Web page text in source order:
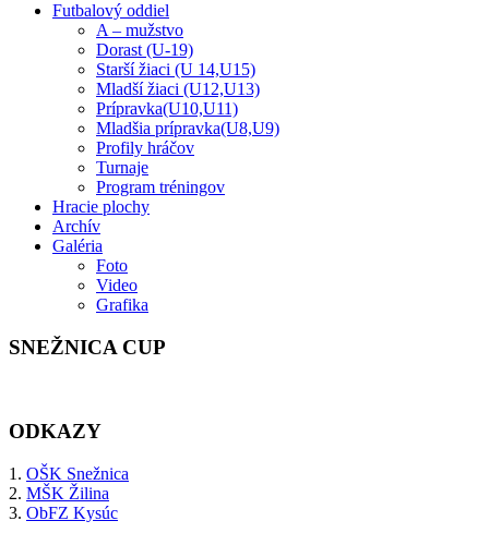
Futbalový oddiel
A – mužstvo
Dorast (U-19)
Starší žiaci (U 14,U15)
Mladší žiaci (U12,U13)
Prípravka(U10,U11)
Mladšia prípravka(U8,U9)
Profily hráčov
Turnaje
Program tréningov
Hracie plochy
Archív
Galéria
Foto
Video
Grafika
SNEŽNICA CUP
ODKAZY
1. OŠK Snežnica
2. MŠK Žilina
3. ObFZ Kysúc